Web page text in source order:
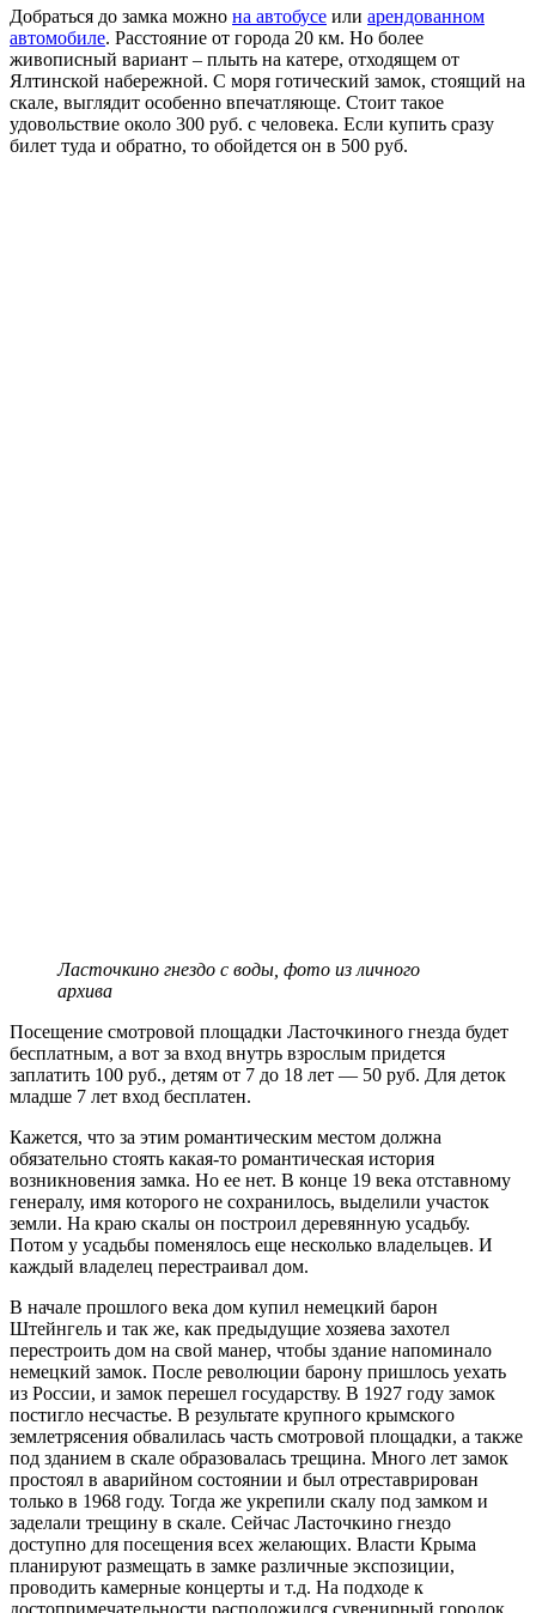
Добраться до замка можно на автобусе или арендованном
автомобиле. Расстояние от города 20 км. Но более
живописный вариант – плыть на катере, отходящем от
Ялтинской набережной. С моря готический замок, стоящий на
скале, выглядит особенно впечатляюще. Стоит такое
удовольствие около 300 руб. с человека. Если купить сразу
билет туда и обратно, то обойдется он в 500 руб.
Ласточкино гнездо с воды, фото из личного
архива
Посещение смотровой площадки Ласточкиного гнезда будет
бесплатным, а вот за вход внутрь взрослым придется
заплатить 100 руб., детям от 7 до 18 лет — 50 руб. Для деток
младше 7 лет вход бесплатен.
Кажется, что за этим романтическим местом должна
обязательно стоять какая-то романтическая история
возникновения замка. Но ее нет. В конце 19 века отставному
генералу, имя которого не сохранилось, выделили участок
земли. На краю скалы он построил деревянную усадьбу.
Потом у усадьбы поменялось еще несколько владельцев. И
каждый владелец перестраивал дом.
В начале прошлого века дом купил немецкий барон
Штейнгель и так же, как предыдущие хозяева захотел
перестроить дом на свой манер, чтобы здание напоминало
немецкий замок. После революции барону пришлось уехать
из России, и замок перешел государству. В 1927 году замок
постигло несчастье. В результате крупного крымского
землетрясения обвалилась часть смотровой площадки, а также
под зданием в скале образовалась трещина. Много лет замок
простоял в аварийном состоянии и был отреставрирован
только в 1968 году. Тогда же укрепили скалу под замком и
заделали трещину в скале. Сейчас Ласточкино гнездо
доступно для посещения всех желающих. Власти Крыма
планируют размещать в замке различные экспозиции,
проводить камерные концерты и т.д. На подходе к
достопримечательности расположился сувенирный городок.